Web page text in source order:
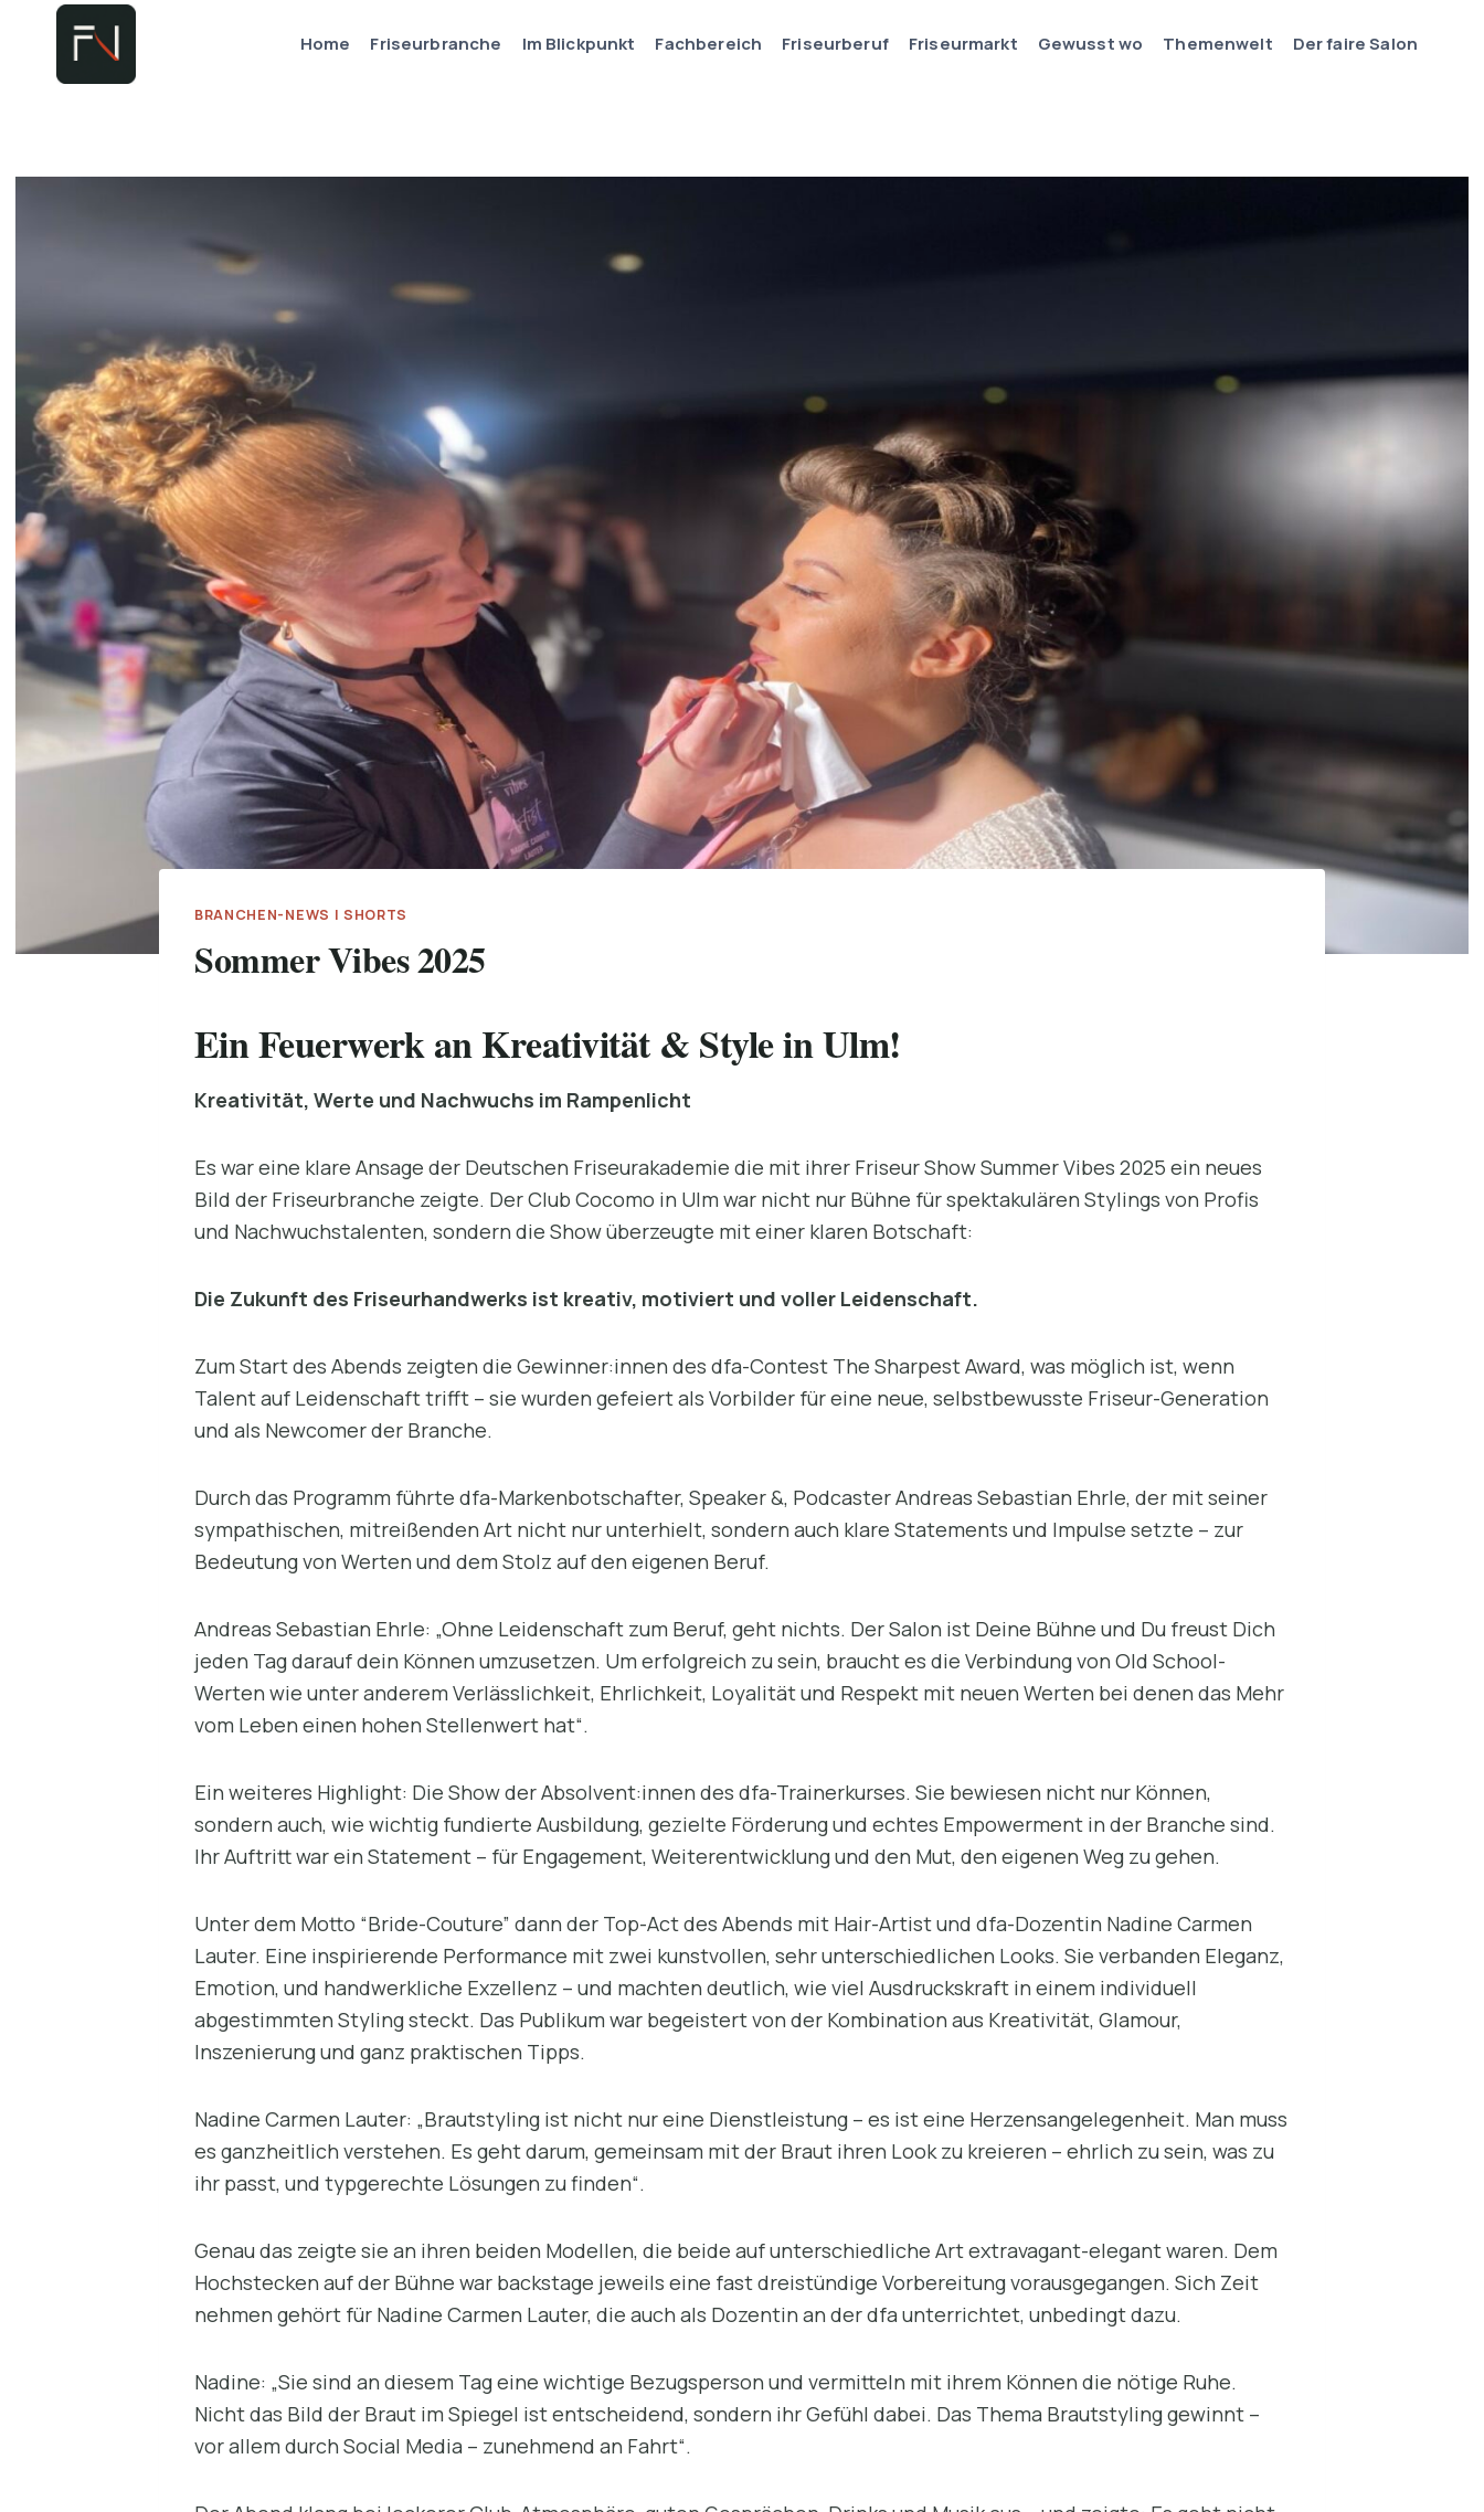
springen
Home Friseurbranche Im Blickpunkt Fachbereich Friseurberuf Friseurmarkt Gewusst wo Themenwelt Der faire Salon
BRANCHEN-NEWS | SHORTS
Sommer Vibes 2025
Ein Feuerwerk an Kreativität & Style in Ulm!
Kreativität, Werte und Nachwuchs im Rampenlicht
Es war eine klare Ansage der Deutschen Friseurakademie die mit ihrer Friseur Show Summer Vibes 2025 ein neues
Bild der Friseurbranche zeigte. Der Club Cocomo in Ulm war nicht nur Bühne für spektakulären Stylings von Profis
und Nachwuchstalenten, sondern die Show überzeugte mit einer klaren Botschaft:
Die Zukunft des Friseurhandwerks ist kreativ, motiviert und voller Leidenschaft.
Zum Start des Abends zeigten die Gewinner:innen des dfa-Contest The Sharpest Award, was möglich ist, wenn
Talent auf Leidenschaft trifft – sie wurden gefeiert als Vorbilder für eine neue, selbstbewusste Friseur-Generation
und als Newcomer der Branche.
Durch das Programm führte dfa-Markenbotschafter, Speaker &, Podcaster Andreas Sebastian Ehrle, der mit seiner
sympathischen, mitreißenden Art nicht nur unterhielt, sondern auch klare Statements und Impulse setzte – zur
Bedeutung von Werten und dem Stolz auf den eigenen Beruf.
Andreas Sebastian Ehrle: „Ohne Leidenschaft zum Beruf, geht nichts. Der Salon ist Deine Bühne und Du freust Dich
jeden Tag darauf dein Können umzusetzen. Um erfolgreich zu sein, braucht es die Verbindung von Old School-
Werten wie unter anderem Verlässlichkeit, Ehrlichkeit, Loyalität und Respekt mit neuen Werten bei denen das Mehr
vom Leben einen hohen Stellenwert hat“.
Ein weiteres Highlight: Die Show der Absolvent:innen des dfa-Trainerkurses. Sie bewiesen nicht nur Können,
sondern auch, wie wichtig fundierte Ausbildung, gezielte Förderung und echtes Empowerment in der Branche sind.
Ihr Auftritt war ein Statement – für Engagement, Weiterentwicklung und den Mut, den eigenen Weg zu gehen.
Unter dem Motto “Bride-Couture” dann der Top-Act des Abends mit Hair-Artist und dfa-Dozentin Nadine Carmen
Lauter. Eine inspirierende Performance mit zwei kunstvollen, sehr unterschiedlichen Looks. Sie verbanden Eleganz,
Emotion, und handwerkliche Exzellenz – und machten deutlich, wie viel Ausdruckskraft in einem individuell
abgestimmten Styling steckt. Das Publikum war begeistert von der Kombination aus Kreativität, Glamour,
Inszenierung und ganz praktischen Tipps.
Nadine Carmen Lauter: „Brautstyling ist nicht nur eine Dienstleistung – es ist eine Herzensangelegenheit. Man muss
es ganzheitlich verstehen. Es geht darum, gemeinsam mit der Braut ihren Look zu kreieren – ehrlich zu sein, was zu
ihr passt, und typgerechte Lösungen zu finden“.
Genau das zeigte sie an ihren beiden Modellen, die beide auf unterschiedliche Art extravagant-elegant waren. Dem
Hochstecken auf der Bühne war backstage jeweils eine fast dreistündige Vorbereitung vorausgegangen. Sich Zeit
nehmen gehört für Nadine Carmen Lauter, die auch als Dozentin an der dfa unterrichtet, unbedingt dazu.
Nadine: „Sie sind an diesem Tag eine wichtige Bezugsperson und vermitteln mit ihrem Können die nötige Ruhe.
Nicht das Bild der Braut im Spiegel ist entscheidend, sondern ihr Gefühl dabei. Das Thema Brautstyling gewinnt –
vor allem durch Social Media – zunehmend an Fahrt“.